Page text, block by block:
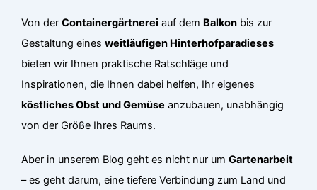
Von derContainergärtnerei auf dem Balkon bis zur
Gestaltung einesweitläufigen Hinterhofparadieses
bieten wir Ihnen praktische Ratschläge und
Inspirationen, die Ihnen dabei helfen, Ihr eigenes
köstliches Obst und Gemüse anzubauen, unabhängig
von der Größe Ihres Raums.
Aber in unserem Blog geht es nicht nur umGartenarbeit
– es geht darum, eine tiefere Verbindung zum Land und